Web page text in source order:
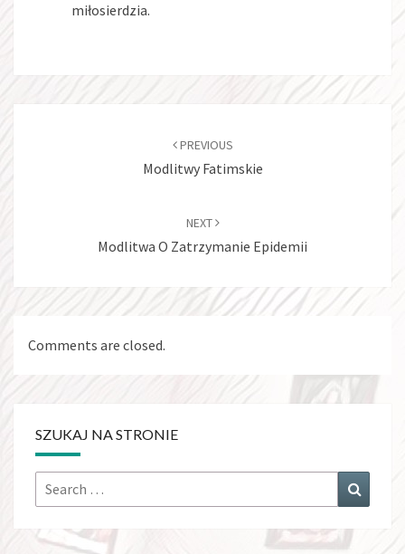
miłosierdzia.
PREVIOUS
Modlitwy Fatimskie
NEXT
Modlitwa O Zatrzymanie Epidemii
Comments are closed.
SZUKAJ NA STRONIE
Search
for: